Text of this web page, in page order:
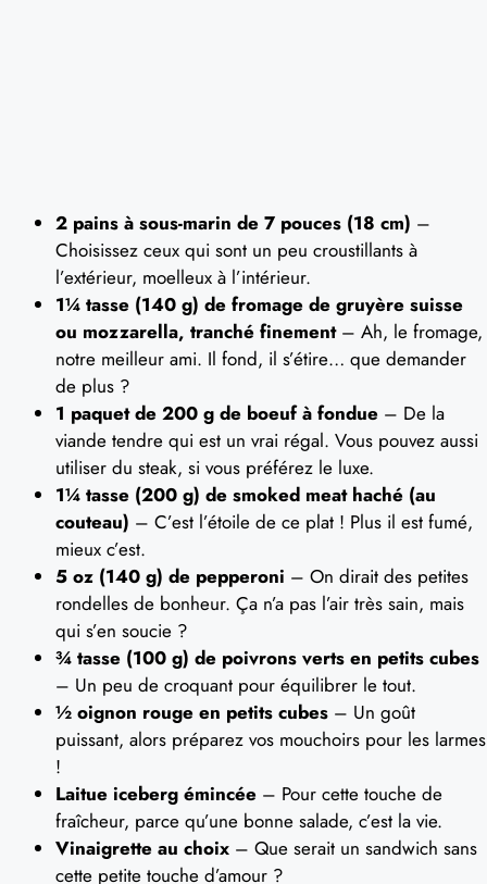
2 pains à sous-marin de 7 pouces (18 cm) –
Choisissez ceux qui sont un peu croustillants à
l’extérieur, moelleux à l’intérieur.
1¼ tasse (140 g) de fromage de gruyère suisse
ou mozzarella, tranché finement– Ah, le fromage,
notre meilleur ami. Il fond, il s’étire… que demander
de plus ?
1 paquet de 200 g de boeuf à fondue – De la
viande tendre qui est un vrai régal. Vous pouvez aussi
utiliser du steak, si vous préférez le luxe.
1¼ tasse (200 g) de smoked meat haché (au
couteau) – C’est l’étoile de ce plat ! Plus il est fumé,
mieux c’est.
5 oz (140 g) de pepperoni – On dirait des petites
rondelles de bonheur. Ça n’a pas l’air très sain, mais
qui s’en soucie ?
¾ tasse (100 g) de poivrons verts en petits cubes
– Un peu de croquant pour équilibrer le tout.
½ oignon rouge en petits cubes – Un goût
puissant, alors préparez vos mouchoirs pour les larmes
!
Laitue iceberg émincée – Pour cette touche de
fraîcheur, parce qu’une bonne salade, c’est la vie.
Vinaigrette au choix – Que serait un sandwich sans
cette petite touche d’amour ?